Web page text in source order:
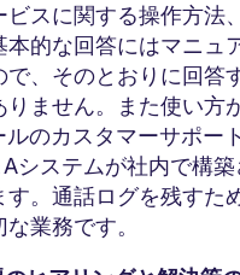
ビスに関する操作方法
本的な回答にはマニュ
で、そのとおりに回答
りません。また使い方
のカスタマーサポー
システムが社内で構
す。通話ログを残すた
業務です。